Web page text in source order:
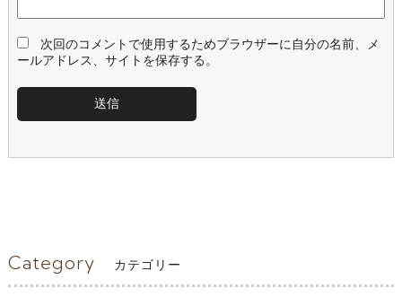
次回のコメントで使用するためブラウザーに自分の名前、メ
ールアドレス、サイトを保存する。
Category カテゴリー